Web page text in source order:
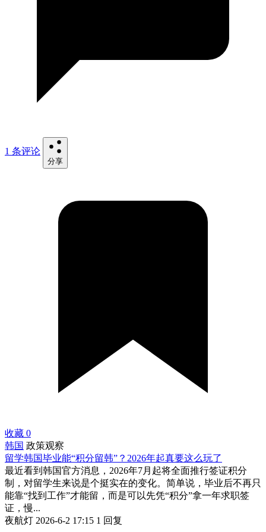
1 条评论
分享
收藏 0
韩国 政策观察
留学韩国毕业能“积分留韩”？2026年起真要这么玩了
最近看到韩国官方消息，2026年7月起将全面推行签证积分
制，对留学生来说是个挺实在的变化。简单说，毕业后不再只
能靠“找到工作”才能留，而是可以先凭“积分”拿一年求职签
证，慢...
夜航灯 2026-6-2 17:15 1 回复